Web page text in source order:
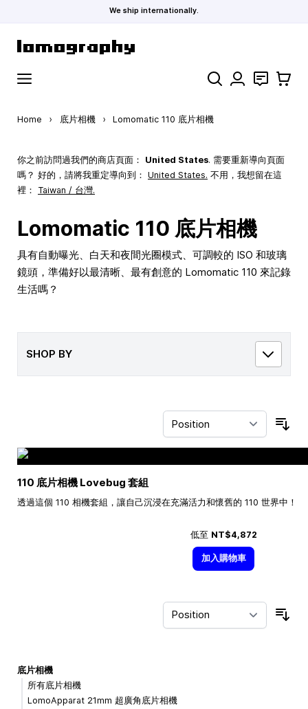
We ship internationally.
Search 聯絡 購物車
Home › 底片相機 › Lomomatic 110 底片相機
你之前訪問過我們的商店頁面： United States. 需要重新導向頁面
嗎？ 好的，請將我重定導向到： United States. 不用，我想留在這
裡： Taiwan / 台灣.
Lomomatic 110 底片相機
具有自動曝光、白天和夜間光圈模式、可調較的 ISO 和玻璃
鏡頭，準備好以最清晰、最有創意的 Lomomatic 110 來記錄
生活嗎？
SHOP BY
110 底片相機 Lovebug 套組
透過這個 110 相機套組，讓自己沉浸在充滿活力和懷舊的 110 世界中！
低至 NT$4,872
加入購物車
底片相機
所有底片相機
LomoApparat 21mm 超廣角底片相機